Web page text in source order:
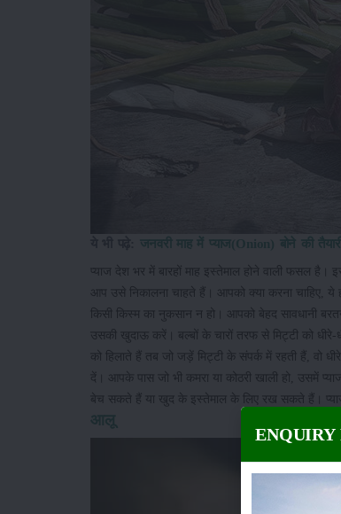
जनवरी माह में प्याज(Onion) बोने की
प्याज देश भर में बारहों माह इस्तेमाल होने वाली फसल
आप उसे निकालना चाहते हैं। आपको क्या करना चाहिए,
किसी किस्म का नुकसान न हो। आपको बेहद सावधानी
उसकी खुदाऊ करें। बल्बों के चारों तरफ से मिट्टी को
को हिलाते हैं तब जो जड़ें मिट्टी के संपर्क में रहती हैं, वो
दें। आपके पास जो भी कमरा या कोठरी खाली हो, उसमें
बेच सकते हैं या खुद के इस्तेमाल के लिए रख सकते हैं।
आलू